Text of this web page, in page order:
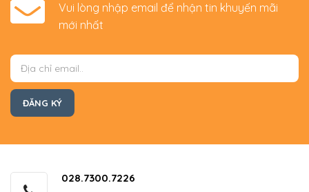
Vui lòng nhập email để nhận tin khuyến mãi
mới nhất
028.7300.7226